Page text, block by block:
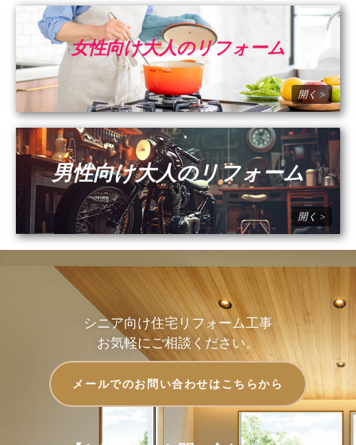
女性向け大人のリフォーム
男性向け大人のリフォーム
シニア向け住宅リフォーム工事
お気軽にご相談ください。
メールでのお問い合わせはこちらから